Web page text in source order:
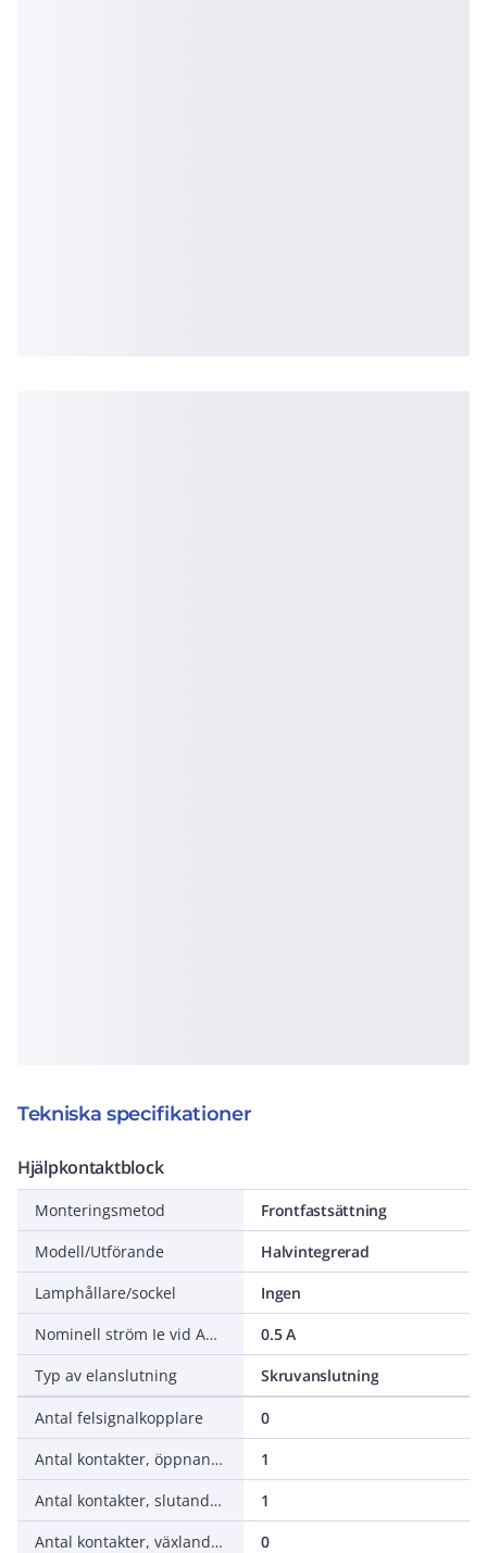
Tekniska specifikationer
Hjälpkontaktblock
Monteringsmetod
Frontfastsättning
Modell/Utförande
Halvintegrerad
Lamphållare/sockel
Ingen
Nominell ström Ie vid AC-15, 230 V
0.5 A
Typ av elanslutning
Skruvanslutning
Antal felsignalkopplare
0
Antal kontakter, öppnande (NC - normalt stängda)
1
Antal kontakter, slutande (NO - normalt öppna)
1
Antal kontakter, växlande (CO)
0